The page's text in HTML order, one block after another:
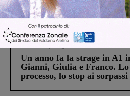
Scomparso da una
Fiorentino l’uomo che
Levane nel 2020
Un anno fa la strage in A1
Gianni, Giulia e Franco.
processo, lo stop ai